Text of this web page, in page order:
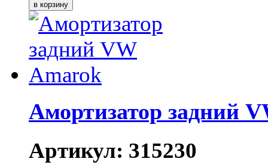
Амортизатор задний
Артикул: 315230